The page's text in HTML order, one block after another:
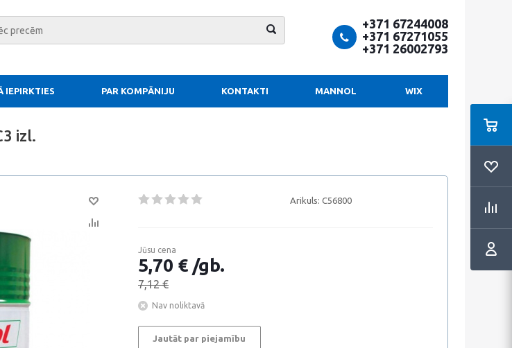
+371 67244008
+371 67271055
+371 26002793
IEPIRKTIES PAR KOMPĀNIJU KONTAKTI MANNOL WIX
izl.
Arikuls: C56800
Jūsu cena
5,70 € /gb.
7,12 €
Nav noliktavā
Jautāt par piejamību